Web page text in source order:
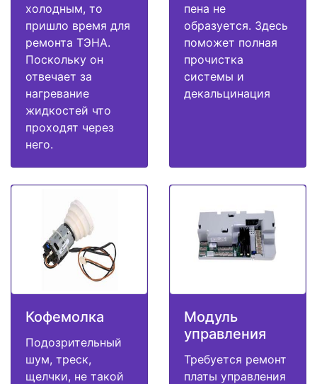
холодным, то
пришло время для
ремонта ТЭНА.
Поскольку он
отвечает за
нагревание
жидкостей что
проходят через
него.
пена не
образуется. Здесь
поможет полная
прочистка
системы и
декальцинация
Кофемолка
Подозрительный
шум, треск,
щелчки, не такой
Модуль
управления
Требуется ремонт
платы управления